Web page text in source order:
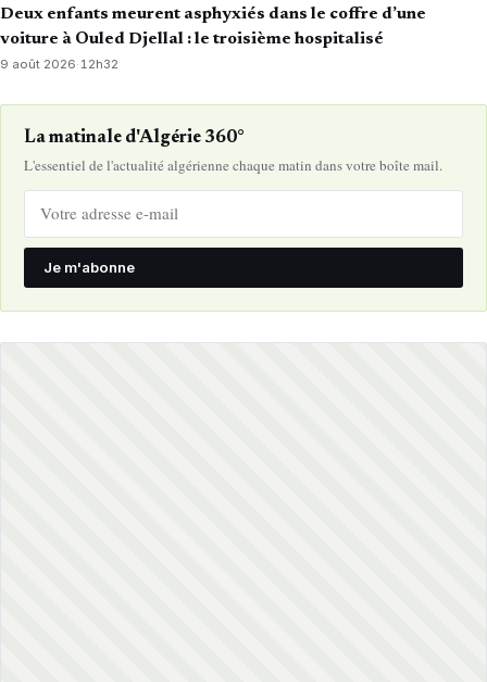
Deux enfants meurent asphyxiés dans le coffre d’une
voiture à Ouled Djellal : le troisième hospitalisé
9 août 2026·12h32
La matinale d'Algérie 360°
L'essentiel de l'actualité algérienne chaque matin dans votre boîte mail.
Je m'abonne